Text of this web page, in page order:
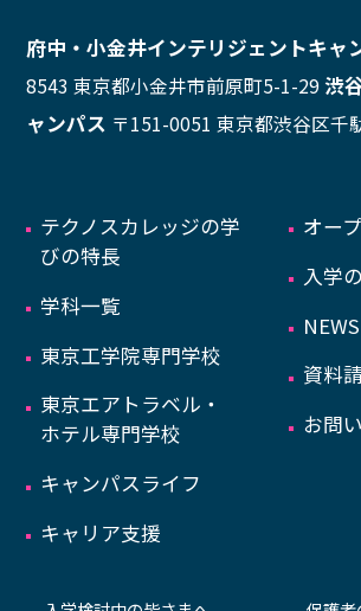
府中・小金井インテリジェントキャ
8543 東京都小金井市前原町5-1-29 渋
ャンパス 〒151-0051 東京都渋谷区千
テクノスカレッジの学
びの特長
学科一覧
東京工学院専門学校
東京エアトラベル・
ホテル専門学校
キャンパスライフ
キャリア支援
オー
入学
資料
お問